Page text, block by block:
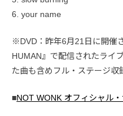
6. your name
※DVD：昨年6月21日に開催
HUMAN』で配信されたライ
た曲も含めフル・ステージ収
■NOT WONK オフィシャル・